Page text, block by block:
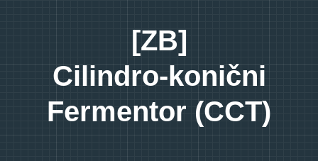
[ZB]
Cilindro-konični
Fermentor (CCT)